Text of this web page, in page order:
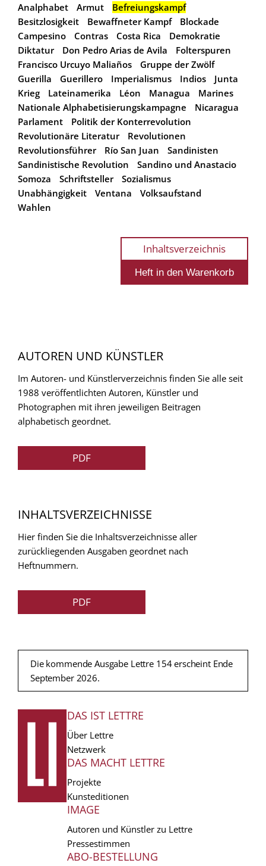
Analphabet
Armut
Befreiungskampf
Besitzlosigkeit
Bewaffneter Kampf
Blockade
Campesino
Contras Costa Rica
Demokratie
Diktatur
Don Pedro Arias de Avila
Folterspuren
Francisco Urcuyo Maliaños
Gruppe der Zwölf
Guerilla
Guerillero Imperialismus Indios
Junta
Krieg
Lateinamerika Léon Managua
Marines
Nationale Alphabetisierungskampagne
Nicaragua
Parlament
Politik der Konterrevolution
Revolutionäre Literatur
Revolutionen
Revolutionsführer
Río San Juan
Sandinisten
Sandinistische Revolution
Sandino und Anastacio
Somoza
Schriftsteller
Sozialismus
Unabhängigkeit
Ventana
Volksaufstand
Wahlen
Inhaltsverzeichnis
AUTOREN UND KÜNSTLER
Im Autoren- und Künstlerverzeichnis finden Sie alle seit
1988 veröffentlichten Autoren, Künstler und
Photographen mit ihren jeweiligen Beitragen
alphabetisch geordnet.
PDF
INHALTSVERZEICHNISSE
Hier finden Sie die Inhaltsverzeichnisse aller
zurückliegenden Ausgaben geordnet nach
Heftnummern.
PDF
Die kommende Ausgabe Lettre 154 erscheint Ende
September 2026.
FUSSZEILE
DAS IST LETTRE
Über Lettre
Netzwerk
DAS MACHT LETTRE
Projekte
Kunsteditionen
IMAGE
Autoren und Künstler zu Lettre
Pressestimmen
ABO-BESTELLUNG